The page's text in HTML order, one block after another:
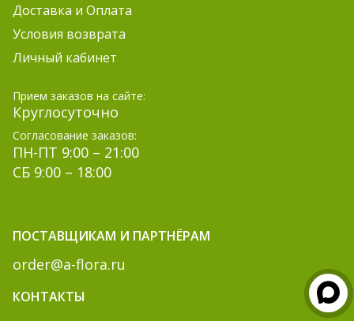
Доставка и Оплата
Условия возврата
Личный кабинет
Прием заказов на сайте:
Круглосуточно
Согласование заказов:
ПН-ПТ 9:00 – 21:00
СБ 9:00 – 18:00
ПОСТАВЩИКАМ И ПАРТНЁРАМ
order@a-flora.ru
КОНТАКТЫ